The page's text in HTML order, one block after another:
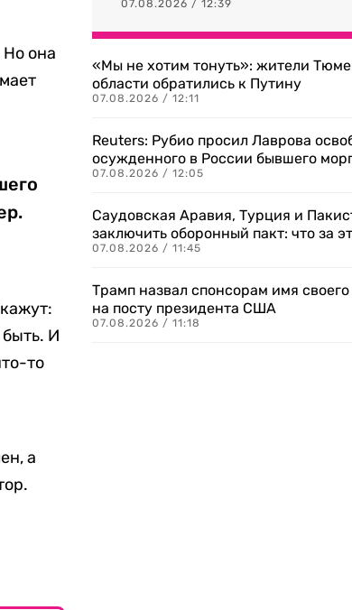
Но она
И
то
а
07.08.2026 / 12:39
«Мы не хотим тонуть»: жители
области обратились к Путину
07.08.2026 / 12:11
Reuters: Рубио просил Лаврова
осужденного в России бывшего
07.08.2026 / 12:05
Саудовская Аравия, Турция и
заключить оборонный пакт: что за
07.08.2026 / 11:45
Трамп назвал спонсорам имя
на посту президента США
07.08.2026 / 11:18